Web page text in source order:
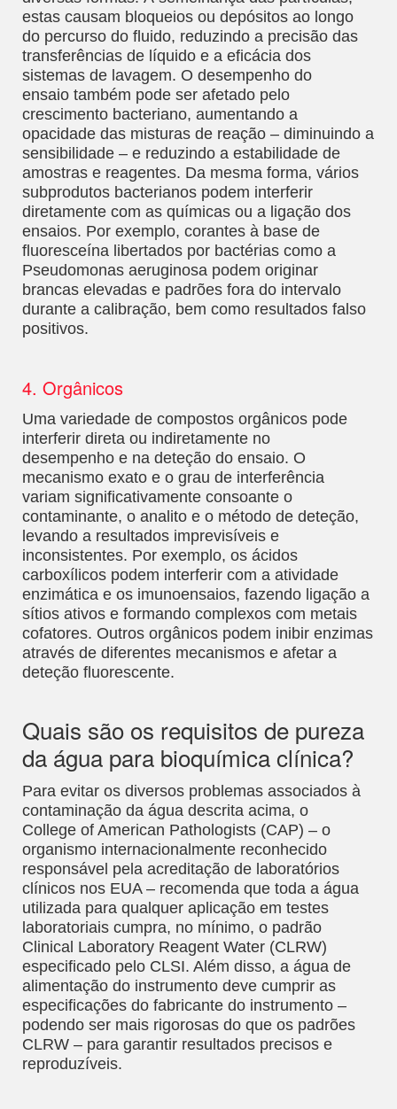
estas causam bloqueios ou depósitos ao longo
do percurso do fluido, reduzindo a precisão das
transferências de líquido e a eficácia dos
sistemas de lavagem. O desempenho do
ensaio também pode ser afetado pelo
crescimento bacteriano, aumentando a
opacidade das misturas de reação – diminuindo a
sensibilidade – e reduzindo a estabilidade de
amostras e reagentes. Da mesma forma, vários
subprodutos bacterianos podem interferir
diretamente com as químicas ou a ligação dos
ensaios. Por exemplo, corantes à base de
fluoresceína libertados por bactérias como a
Pseudomonas aeruginosa podem originar
brancas elevadas e padrões fora do intervalo
durante a calibração, bem como resultados falso
positivos.
4. Orgânicos
Uma variedade de compostos orgânicos pode
interferir direta ou indiretamente no
desempenho e na deteção do ensaio. O
mecanismo exato e o grau de interferência
variam significativamente consoante o
contaminante, o analito e o método de deteção,
levando a resultados imprevisíveis e
inconsistentes. Por exemplo, os ácidos
carboxílicos podem interferir com a atividade
enzimática e os imunoensaios, fazendo ligação a
sítios ativos e formando complexos com metais
cofatores. Outros orgânicos podem inibir enzimas
através de diferentes mecanismos e afetar a
deteção fluorescente.
Quais são os requisitos de pureza
da água para bioquímica clínica?
Para evitar os diversos problemas associados à
contaminação da água descrita acima, o
College of American Pathologists (CAP) – o
organismo internacionalmente reconhecido
responsável pela acreditação de laboratórios
clínicos nos EUA – recomenda que toda a água
utilizada para qualquer aplicação em testes
laboratoriais cumpra, no mínimo, o padrão
Clinical Laboratory Reagent Water (CLRW)
especificado pelo CLSI. Além disso, a água de
alimentação do instrumento deve cumprir as
especificações do fabricante do instrumento –
podendo ser mais rigorosas do que os padrões
CLRW – para garantir resultados precisos e
reproduzíveis.